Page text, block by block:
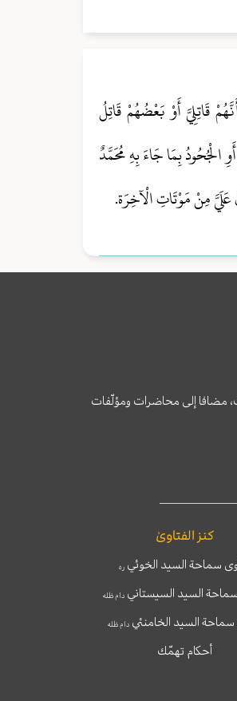
قَاتِلِيَّ أَوْ بَعْضُهُمْ قَاتِلُ
الْجُحُودُ بِمَا جَاءَ بِهِ مُحَمَّدٌ
عَلَيَّ مِنْ مَوْتَاتِ الْآخِرَة.
مضافا إلى محاضرات ومؤلّفات
كنز الفتاوىٰ
سماحة السيد الخوئي ره
السيد السيستاني دام ظله
سماحة السيد الخامنئيدام ظله
أحكام تهمّك